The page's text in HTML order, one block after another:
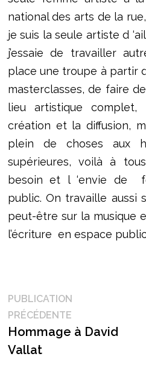
national des arts de la
je suis la seule artiste d
j’essaie de travailler
place une troupe à partir
masterclasses, de faire
lieu artistique
création et la diffusion,
plein de choses aux
supérieures, voilà à
besoin et l ‘envie de
public. On travaille aussi
peut-être sur la musique
l’écriture en espace
Navigation
de
l’article
PUBLICATION
PRÉCÉDENTEPublication
précédente :
Hommage à David
Vallat